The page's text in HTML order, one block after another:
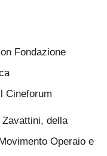
Fondazione
Cineforum
della
Operaio e